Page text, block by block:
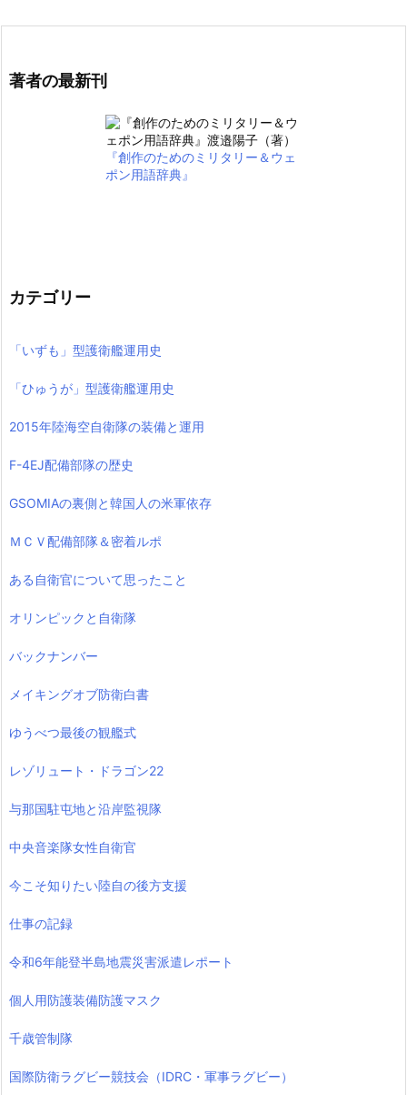
著者の最新刊
『創作のためのミリタリー＆ウェ
ポン用語辞典』
カテゴリー
「いずも」型護衛艦運用史
「ひゅうが」型護衛艦運用史
2015年陸海空自衛隊の装備と運用
F-4EJ配備部隊の歴史
GSOMIAの裏側と韓国人の米軍依存
ＭＣＶ配備部隊＆密着ルポ
ある自衛官について思ったこと
オリンピックと自衛隊
バックナンバー
メイキングオブ防衛白書
ゆうべつ最後の観艦式
レゾリュート・ドラゴン22
与那国駐屯地と沿岸監視隊
中央音楽隊女性自衛官
今こそ知りたい陸自の後方支援
仕事の記録
令和6年能登半島地震災害派遣レポート
個人用防護装備防護マスク
千歳管制隊
国際防衛ラグビー競技会（IDRC・軍事ラグビー）